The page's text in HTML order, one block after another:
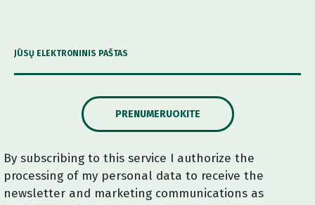
JŪSŲ ELEKTRONINIS PAŠTAS
PRENUMERUOKITE
By subscribing to this service I authorize the
processing of my personal data to receive the
newsletter and marketing communications as